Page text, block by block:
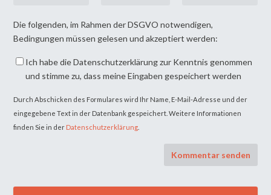
Die folgenden, im Rahmen der DSGVO notwendigen,
Bedingungen müssen gelesen und akzeptiert werden:
Ich habe die Datenschutzerklärung zur Kenntnis genommen
und stimme zu, dass meine Eingaben gespeichert werden
Durch Abschicken des Formulares wird Ihr Name, E-Mail-Adresse und der
eingegebene Text in der Datenbank gespeichert. Weitere Informationen
finden Sie in der Datenschutzerklärung